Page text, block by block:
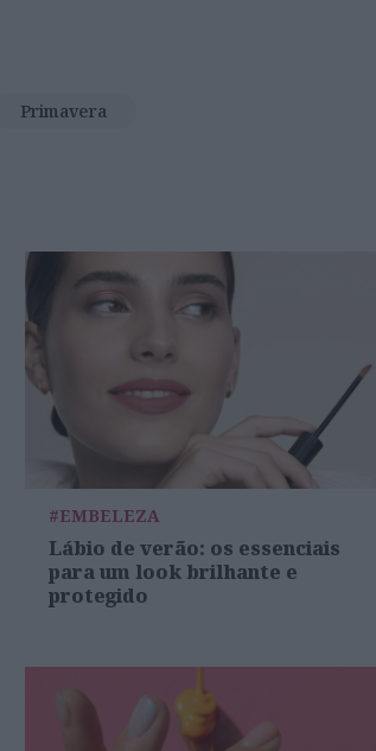
Primavera
#EMBELEZA
Lábio de verão: os essenciais
para um look brilhante e
protegido